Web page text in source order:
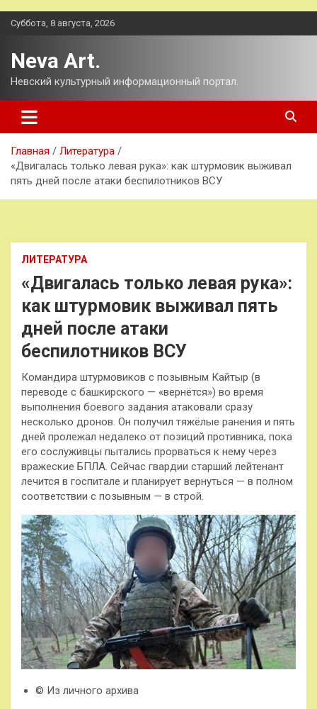
Перейти
Суббота, 8 августа, 2026
Neva Art.
Невский культурный информационный портал.
Главная
Литература
«Двигалась только левая рука»: как штурмовик выживал
пять дней после атаки беспилотников ВСУ
ЛИТЕРАТУРА
«Двигалась только левая рука»:
как штурмовик выживал пять
дней после атаки
беспилотников ВСУ
Командира штурмовиков с позывным Кайтыр (в
переводе с башкирского — «вернётся») во время
выполнения боевого задания атаковали сразу
несколько дронов. Он получил тяжёлые ранения и пять
дней пролежал недалеко от позиций противника, пока
его сослуживцы пытались прорваться к нему через
вражеские БПЛА. Сейчас гвардии старший лейтенант
лечится в госпитале и планирует вернуться — в полном
соответствии с позывным — в строй.
© Из личного архива